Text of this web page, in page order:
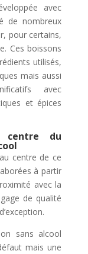
avec
de nombreux
pour certains,
Ces boissons
utilisés,
mais aussi
avec
et épices
centre du
centre de ce
à partir
avec la
de qualité
sans alcool
mais une